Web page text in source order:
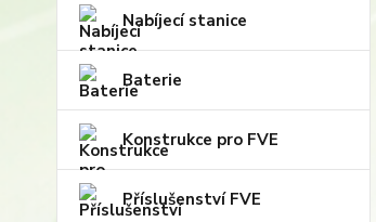
Nabíjecí stanice
Baterie
Konstrukce pro FVE
Příslušenství FVE